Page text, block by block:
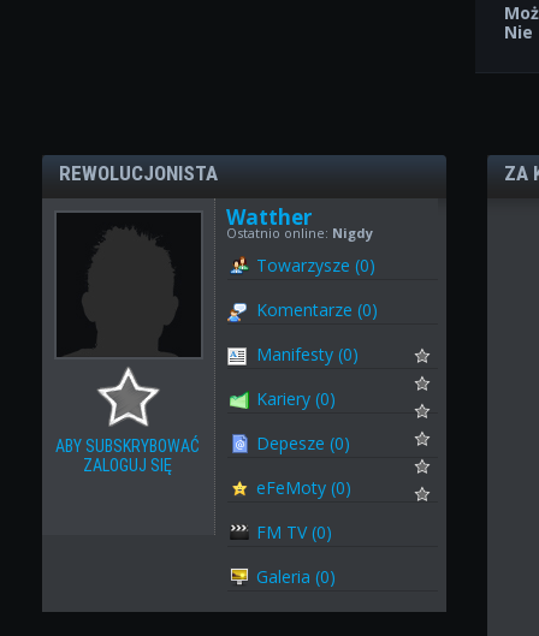
REWOLUCJONISTA
ABY SUBSKRYBOWAĆ
ZALOGUJ SIĘ
Watther
Ostatnio online: Nigdy
Towarzysze (0)
Komentarze (0)
Manifesty (0)
Kariery (0)
Depesze (0)
eFeMoty (0)
FM TV (0)
Galeria (0)
ZA